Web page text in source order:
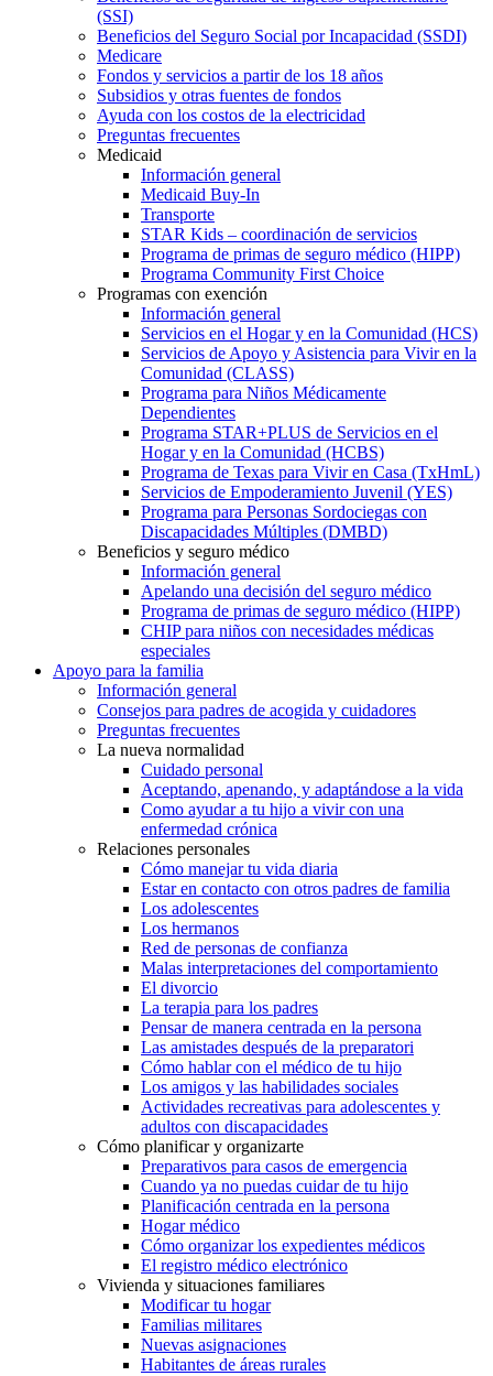
(SSI)
Beneficios del Seguro Social por Incapacidad (SSDI)
Medicare
Fondos y servicios a partir de los 18 años
Subsidios y otras fuentes de fondos
Ayuda con los costos de la electricidad
Preguntas frecuentes
Medicaid
Información general
Medicaid Buy-In
Transporte
STAR Kids – coordinación de servicios
Programa de primas de seguro médico (HIPP)
Programa Community First Choice
Programas con exención
Información general
Servicios en el Hogar y en la Comunidad (HCS)
Servicios de Apoyo y Asistencia para Vivir en la
Comunidad (CLASS)
Programa para Niños Médicamente
Dependientes
Programa STAR+PLUS de Servicios en el
Hogar y en la Comunidad (HCBS)
Programa de Texas para Vivir en Casa (TxHmL)
Servicios de Empoderamiento Juvenil (YES)
Programa para Personas Sordociegas con
Discapacidades Múltiples (DMBD)
Beneficios y seguro médico
Información general
Apelando una decisión del seguro médico
Programa de primas de seguro médico (HIPP)
CHIP para niños con necesidades médicas
especiales
Apoyo para la familia
Información general
Consejos para padres de acogida y cuidadores
Preguntas frecuentes
La nueva normalidad
Cuidado personal
Aceptando, apenando, y adaptándose a la vida
Como ayudar a tu hijo a vivir con una
enfermedad crónica
Relaciones personales
Cómo manejar tu vida diaria
Estar en contacto con otros padres de familia
Los adolescentes
Los hermanos
Red de personas de confianza
Malas interpretaciones del comportamiento
El divorcio
La terapia para los padres
Pensar de manera centrada en la persona
Las amistades después de la preparatori
Cómo hablar con el médico de tu hijo
Los amigos y las habilidades sociales
Actividades recreativas para adolescentes y
adultos con discapacidades
Cómo planificar y organizarte
Preparativos para casos de emergencia
Cuando ya no puedas cuidar de tu hijo
Planificación centrada en la persona
Hogar médico
Cómo organizar los expedientes médicos
El registro médico electrónico
Vivienda y situaciones familiares
Modificar tu hogar
Familias militares
Nuevas asignaciones
Habitantes de áreas rurales